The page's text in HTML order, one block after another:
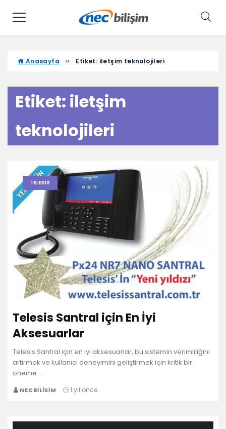
Anasayfa Etiket: iletşim teknolojileri
Etiket: iletşim
teknolojileri
TELESIS
Telesis Santral için En İyi
Aksesuarlar
Telesis Santral için en iyi aksesuarlar, bu sistemin verimliliğini
artırmak ve kullanıcı deneyimini geliştirmek için kritik bir
öneme…
NECBILISIM 1 yıl önce